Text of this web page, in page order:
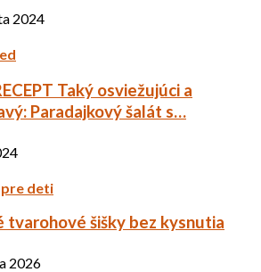
2024
Taký osviežujúci a
Paradajkový šalát s…
deti
tvarohové šišky bez kysnutia
2026